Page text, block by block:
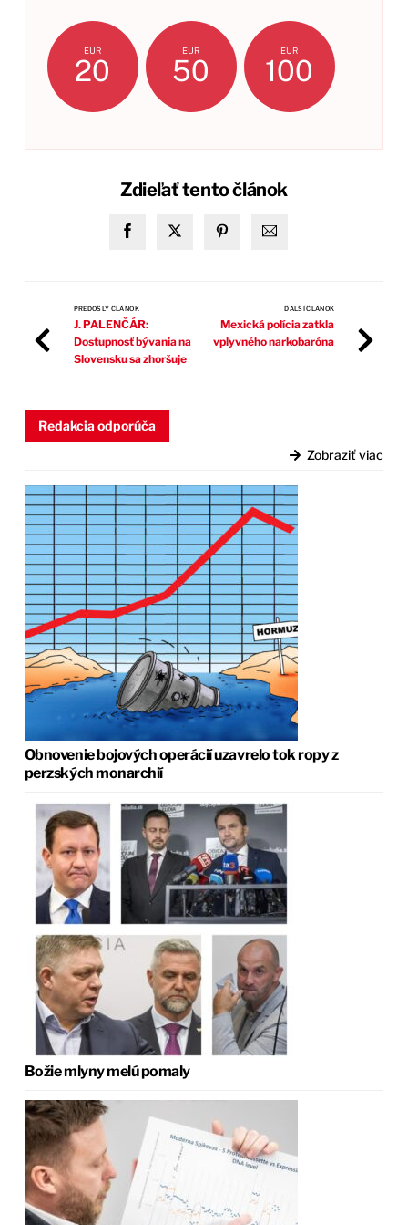
EUR
20
EUR
50
EUR
100
Zdieľať tento článok
PREDOŠLÝ ČLÁNOK
J. PALENČÁR:
Dostupnosť bývania na
Slovensku sa zhoršuje
ĎALŠÍ ČLÁNOK
Mexická polícia zatkla
vplyvného narkobaróna
Redakcia odporúča
Zobraziť viac
Obnovenie bojových operácií uzavrelo tok ropy z
perzských monarchií
Božie mlyny melú pomaly